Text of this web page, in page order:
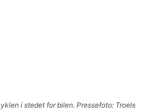
i stedet for bilen. Pressefoto: Troels